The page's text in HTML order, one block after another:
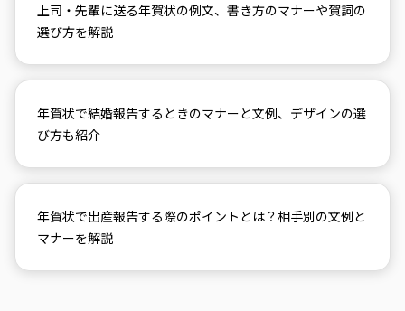
上司・先輩に送る年賀状の例文、書き方のマナーや賀詞の
選び方を解説
年賀状で結婚報告するときのマナーと文例、デザインの選
び方も紹介
年賀状で出産報告する際のポイントとは？相手別の文例と
マナーを解説